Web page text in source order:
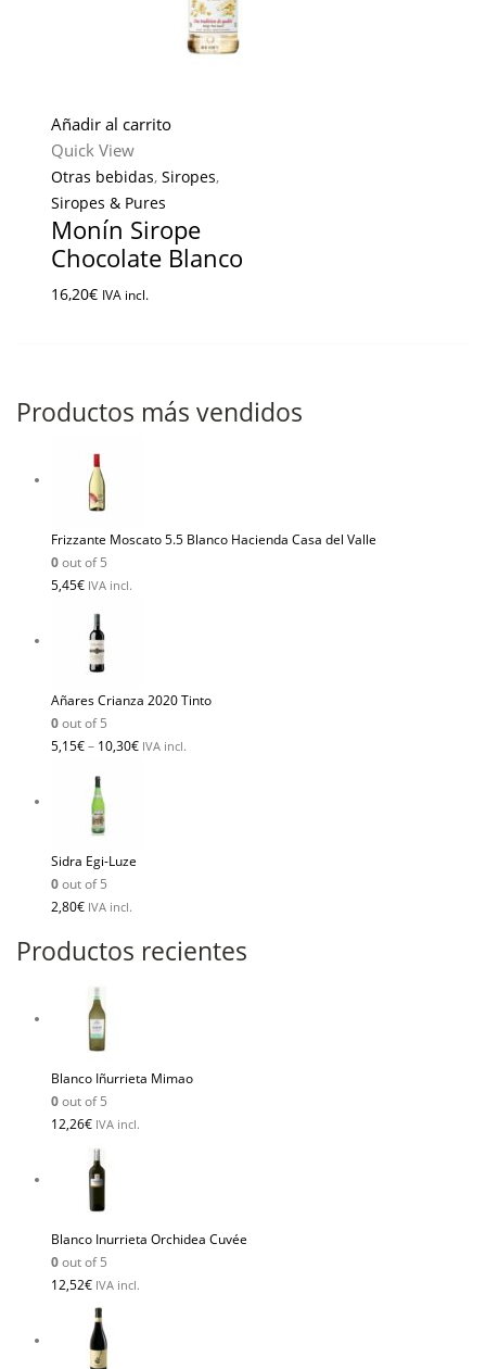
Añadir al carrito
Quick View
Otras bebidas, Siropes,
Siropes & Pures
Monín Sirope
Chocolate Blanco
16,20€ IVA incl.
Productos más vendidos
Frizzante Moscato 5.5 Blanco Hacienda Casa del Valle
0out of 5
5,45€ IVA incl.
Añares Crianza 2020 Tinto
0out of 5
5,15€– 10,30€ IVA incl.
Sidra Egi-Luze
0out of 5
2,80€ IVA incl.
Productos recientes
Blanco Iñurrieta Mimao
0out of 5
12,26€ IVA incl.
Blanco Inurrieta Orchidea Cuvée
0out of 5
12,52€ IVA incl.